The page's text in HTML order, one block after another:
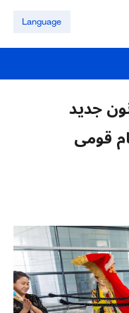
Language
جدید
قومی